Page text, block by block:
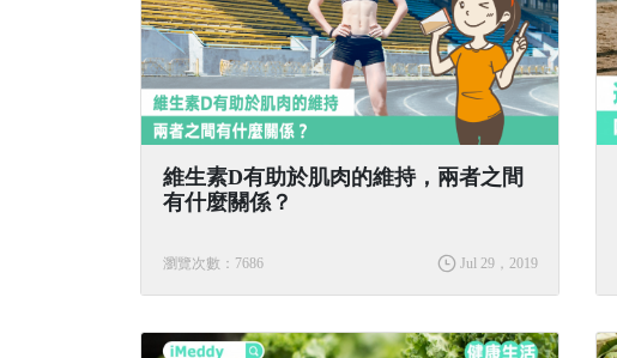
維生素D有助於肌肉的維持，兩者之間
有什麼關係？
瀏覽次數：7686 Jul 29，2019